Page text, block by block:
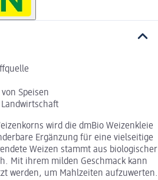
Speisen
wird die dmBio Weizenkleie
Ergänzung für eine vielseitige
Weizen stammt aus biologischer
Mit ihrem milden Geschmack kann
werden, um Mahlzeiten aufzuwerten.